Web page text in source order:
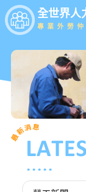
全世界人
專業外勞